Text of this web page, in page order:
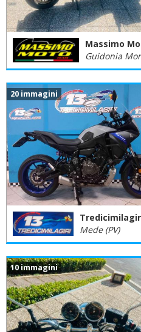
Massimo
Guidonia
20 immagini
Mede (PV)
10 immagini